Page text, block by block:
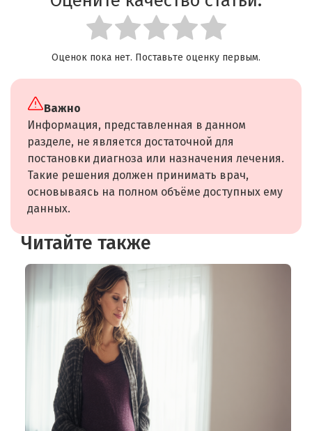
Оценок пока нет. Поставьте оценку первым.
Важно
Информация, представленная в данном
разделе, не является достаточной для
постановки диагноза или назначения лечения.
Такие решения должен принимать врач,
основываясь на полном объёме доступных ему
данных.
Читайте также